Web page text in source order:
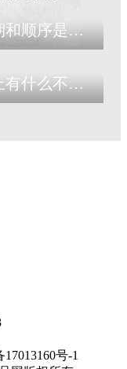
三阳型乳腺癌通常的治疗周期和顺序是什么？
乳腺癌都有哪些分型？治疗上有什么不同？
号-1